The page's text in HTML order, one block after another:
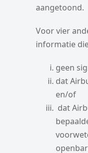
aangetoond.
Voor vier
informatie
geen
dat
en/of
dat